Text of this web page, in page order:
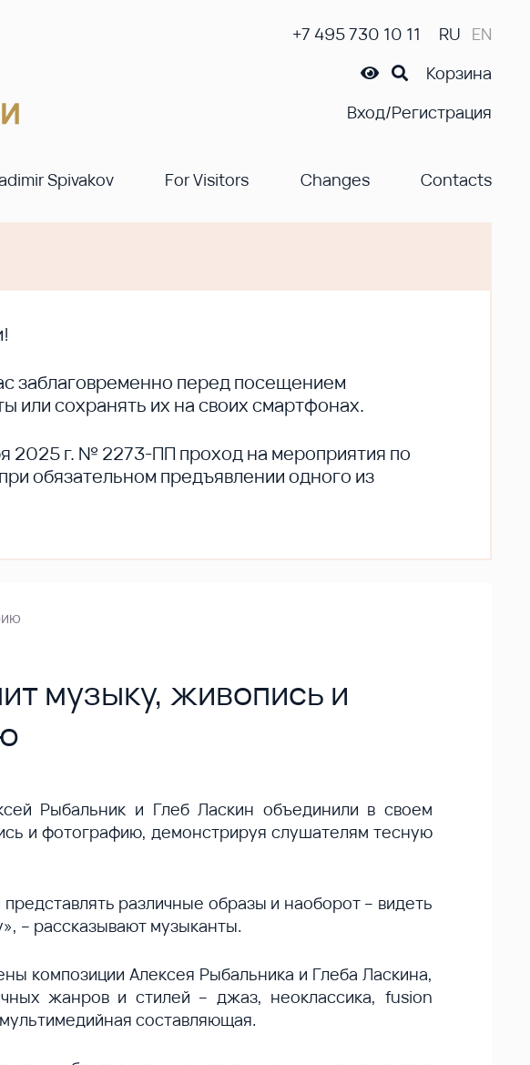
+7 495 730 10 11 RU EN
Корзина
Вход/Регистрация
Spivakov For Visitors Changes Contacts
заблаговременно перед посещением
или сохранять их на своих смартфонах.
2025 г. № 2273-ПП проход на мероприятия по
обязательном предъявлении одного из
музыку, живопись и
Рыбальник и Глеб Ласкин объединили в своем
и фотографию, демонстрируя слушателям тесную
различные образы и наоборот – видеть
– рассказывают музыканты.
композиции Алексея Рыбальника и Глеба Ласкина,
жанров и стилей – джаз, неоклассика, fusion
составляющая.